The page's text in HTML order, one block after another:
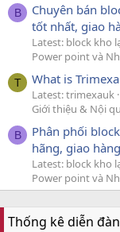
B
Chuyên bán
tốt nhất, giao
Latest: block kho
Power point và
T What is
Latest: trimexauk
Giới thiệu & Nội
B
Phân phối
hãng, giao
Latest: block kho
Power point và
Thống kê diễn đàn